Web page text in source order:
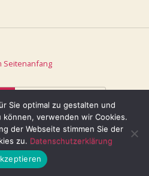
Seitenanfang
Desktop
Sie optimal zu gestalten und
verwenden wir Cookies.
der Webseite stimmen Sie der
zu. Datenschutzerklärung